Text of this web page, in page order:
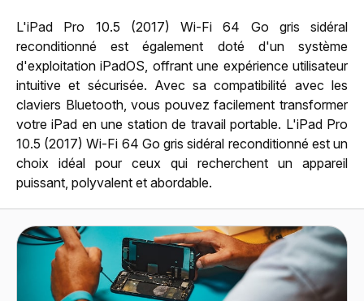
L'iPad Pro 10.5 (2017) Wi-Fi 64 Go gris sidéral
reconditionné est également doté d'un système
d'exploitation iPadOS, offrant une expérience utilisateur
intuitive et sécurisée. Avec sa compatibilité avec les
claviers Bluetooth, vous pouvez facilement transformer
votre iPad en une station de travail portable. L'iPad Pro
10.5 (2017) Wi-Fi 64 Go gris sidéral reconditionné est un
choix idéal pour ceux qui recherchent un appareil
puissant, polyvalent et abordable.